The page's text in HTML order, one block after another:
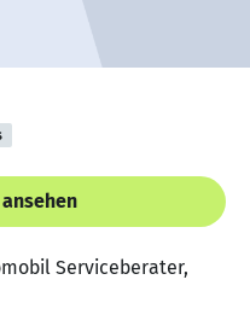
Serviceberater,